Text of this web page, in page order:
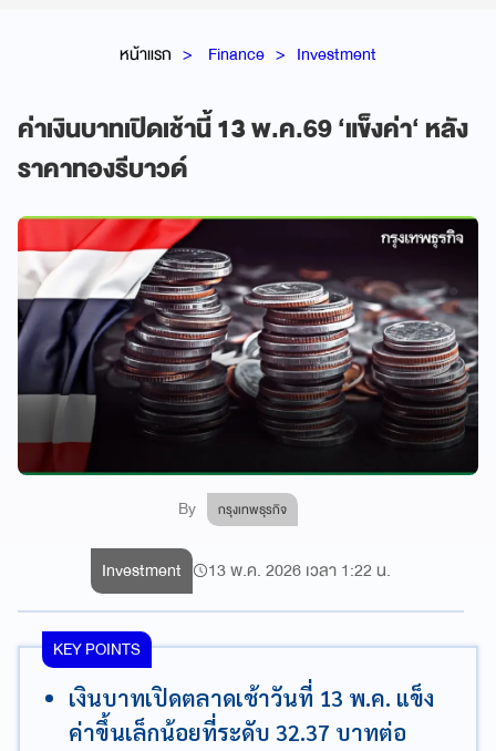
หน้าแรก Finance Investment
ค่าเงินบาทเปิดเช้านี้ 13 พ.ค.69 ‘แข็งค่า‘ หลัง
ราคาทองรีบาวด์
By กรุงเทพธุรกิจ
Investment 13 พ.ค. 2026 เวลา 1:22 น.
KEY POINTS
เงินบาทเปิดตลาดเช้าวันที่ 13 พ.ค. แข็ง
ค่าขึ้นเล็กน้อยที่ระดับ 32.37 บาทต่อ